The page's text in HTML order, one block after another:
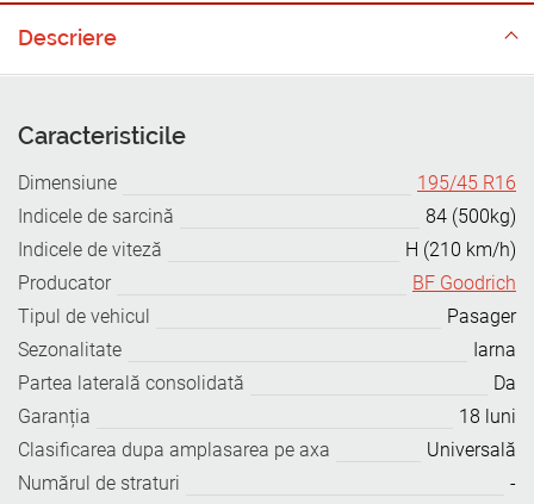
Descriere
Caracteristicile
Dimensiune
195/45 R16
Indicele de sarcină
84 (500kg)
Indicele de viteză
H (210 km/h)
Producator
BF Goodrich
Tipul de vehicul
Pasager
Sezonalitate
Iarna
Partea laterală consolidată
Da
Garanția
18 luni
Clasificarea dupa amplasarea pe axa
Universală
Numărul de straturi
-